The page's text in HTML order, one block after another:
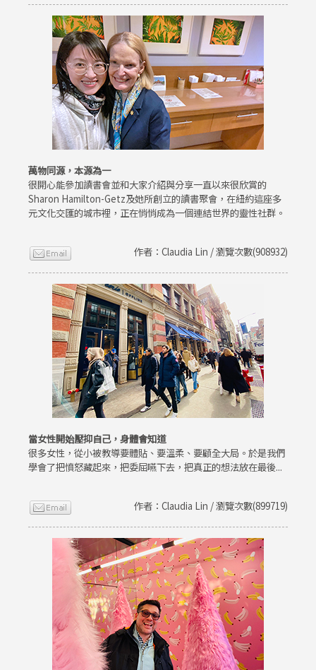
萬物同源，本源為一
很開心能參加讀書會並和大家介紹與分享一直以來很欣賞的
Sharon Hamilton-Getz及她所創立的讀書聚會，在紐約這座多
元文化交匯的城市裡，正在悄悄成為一個連結世界的靈性社群。
作者：Claudia Lin / 瀏覽次數(908932)
當女性開始壓抑自己，身體會知道
很多女性，從小被教導要體貼、要溫柔、要顧全大局。於是我們
學會了把憤怒藏起來，把委屈嚥下去，把真正的想法放在最後...
作者：Claudia Lin / 瀏覽次數(899719)